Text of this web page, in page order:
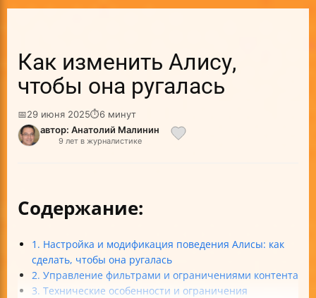
Как изменить Алису,
чтобы она ругалась
📅29 июня 2025⏱6 минут
автор: Анатолий Малинин
9 лет в журналистике
Содержание:
1. Настройка и модификация поведения Алисы: как
сделать, чтобы она ругалась
2. Управление фильтрами и ограничениями контента
3. Технические особенности и ограничения